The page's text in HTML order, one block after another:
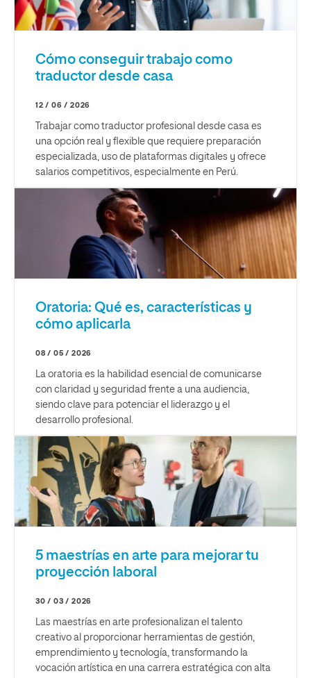
Cómo conseguir trabajo como
traductor desde casa
12 / 06 / 2026
Trabajar como traductor profesional desde casa es
una opción real y flexible que requiere preparación
especializada, uso de plataformas digitales y ofrece
salarios competitivos, especialmente en Perú.
Oratoria: Qué es, características y
cómo aplicarla
08 / 05 / 2026
La oratoria es la habilidad esencial de comunicarse
con claridad y seguridad frente a una audiencia,
siendo clave para potenciar el liderazgo y el
desarrollo profesional.
5 maestrías en arte para mejorar tu
proyección laboral
30 / 03 / 2026
Las maestrías en arte profesionalizan el talento
creativo al proporcionar herramientas de gestión,
emprendimiento y tecnología, transformando la
vocación artística en una carrera estratégica con alta